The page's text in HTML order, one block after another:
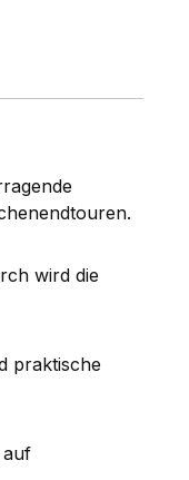
wird die
praktische
auf